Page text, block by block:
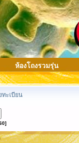
ห้องโถงรวมรุ่น
ทะเบียน